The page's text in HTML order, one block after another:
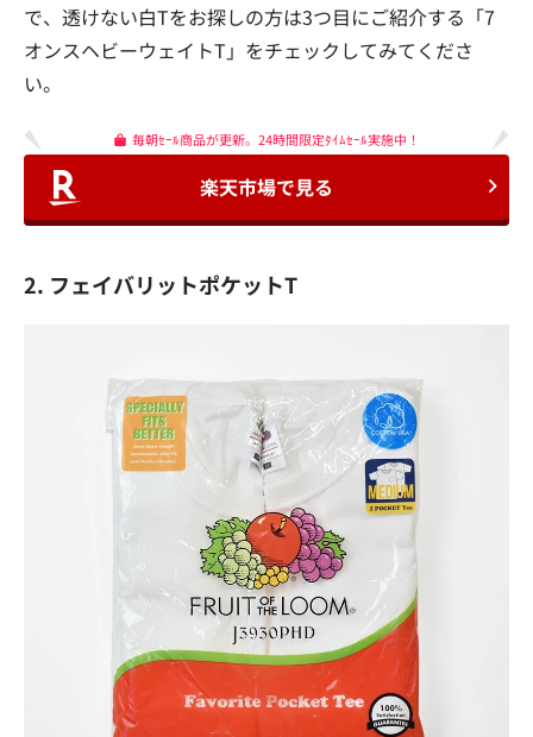
で、透けない白Tをお探しの方は3つ目にご紹介する「7
オンスヘビーウェイトT」をチェックしてみてくださ
い。
毎朝ｾｰﾙ商品が更新。24時間限定ﾀｲﾑｾｰﾙ実施中！
楽天市場で見る
2. フェイバリットポケットT